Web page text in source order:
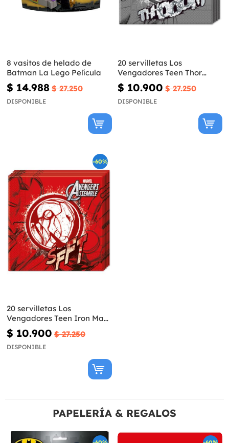
8 vasitos de helado de
Batman La Lego Película
$ 14.988 $ 27.250
DISPONIBLE
20 servilletas Los
Vengadores Teen Thor
(33x33cm) - Avengers Team
$ 10.900 $ 27.250
DISPONIBLE
-60%
20 servilletas Los
Vengadores Teen Iron Man
(33x33cm) - Avengers Team
$ 10.900 $ 27.250
DISPONIBLE
PAPELERÍA & REGALOS